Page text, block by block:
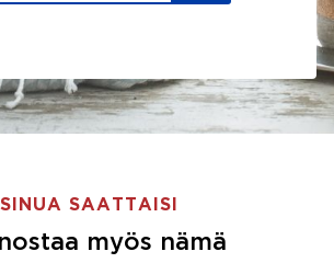
SINUA SAATTAISI
myös nämä